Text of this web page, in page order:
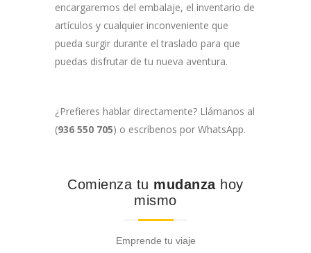
encargaremos del embalaje, el inventario de
artículos y cualquier inconveniente que
pueda surgir durante el traslado para que
puedas disfrutar de tu nueva aventura.
¿Prefieres hablar directamente? Llámanos al
(936 550 705) o escríbenos por WhatsApp.
Comienza tu mudanza hoy
mismo
Emprende tu viaje